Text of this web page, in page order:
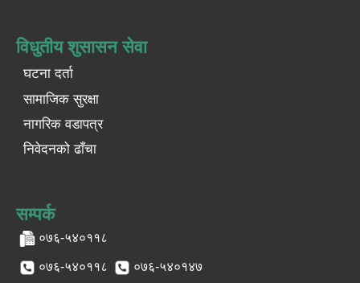
विधुतीय शुसासन सेवा
घटना दर्ता
सामाजिक सुरक्षा
नागरिक वडापत्र
निवेदनको ढाँचा
सम्पर्क
०७६-५४०११८
०७६-५४०११८ ०७६-५४०१४७